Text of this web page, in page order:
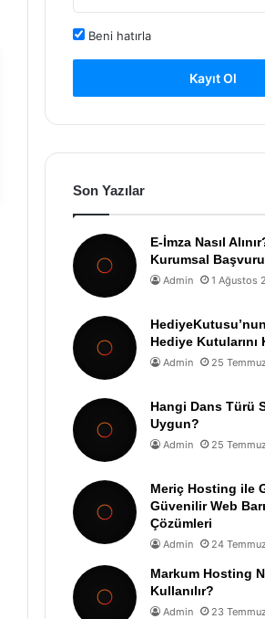
Beni hatırla
Kayıt Ol
Son Yazılar
E-İmza Nasıl
Kurumsal
Admin 1 Ağustos
Hediye Kutularını
Admin 25
Hangi Dans Türü
Uygun?
Admin 25
Meriç Hosting ile
Güvenilir Web
Çözümleri
Admin 24
Markum Hosting
Kullanılır?
Admin 23